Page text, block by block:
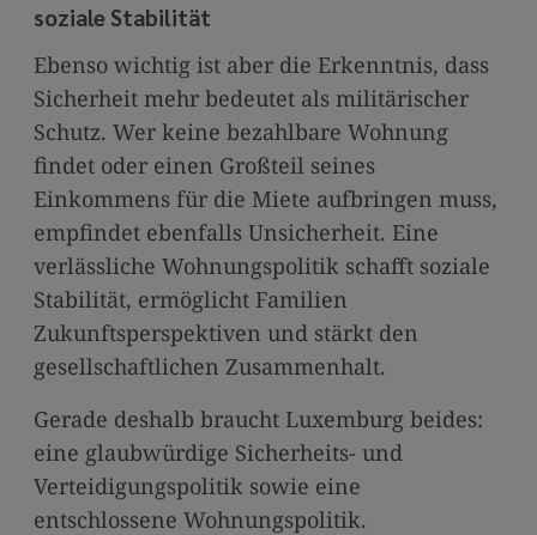
soziale Stabilität
Ebenso wichtig ist aber die Erkenntnis, dass
Sicherheit mehr bedeutet als militärischer
Schutz. Wer keine bezahlbare Wohnung
findet oder einen Großteil seines
Einkommens für die Miete aufbringen muss,
empfindet ebenfalls Unsicherheit. Eine
verlässliche Wohnungspolitik schafft soziale
Stabilität, ermöglicht Familien
Zukunftsperspektiven und stärkt den
gesellschaftlichen Zusammenhalt.
Gerade deshalb braucht Luxemburg beides:
eine glaubwürdige Sicherheits- und
Verteidigungspolitik sowie eine
entschlossene Wohnungspolitik.